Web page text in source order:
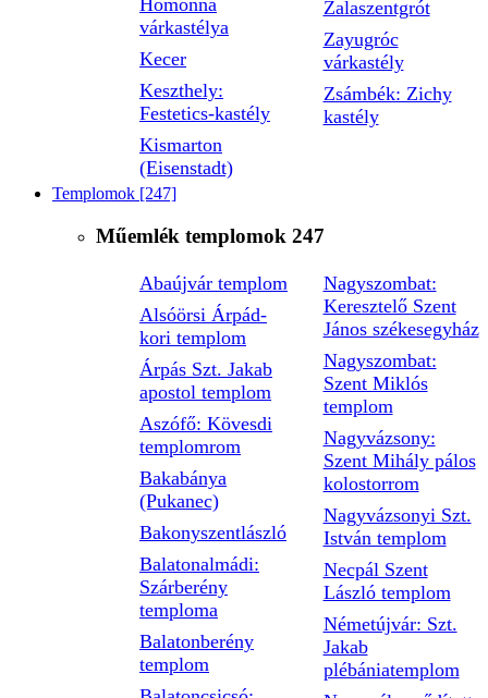
várkastélya
Kecer
Keszthely:
Festetics-kastély
Kismarton
(Eisenstadt)
Zalaszentgrót
Zayugróc
várkastély
Zsámbék: Zichy
kastély
Templomok [247]
Műemlék templomok 247
Abaújvár templom
Alsóörsi Árpád-
kori templom
Árpás Szt. Jakab
apostol templom
Aszófő: Kövesdi
templomrom
Bakabánya
(Pukanec)
Bakonyszentlászló
Balatonalmádi:
Szárberény
temploma
Balatonberény
templom
Nagyszombat:
Keresztelő Szent
János székesegyház
Nagyszombat:
Szent Miklós
templom
Nagyvázsony:
Szent Mihály pálos
kolostorrom
Nagyvázsonyi Szt.
István templom
Necpál Szent
László templom
Németújvár: Szt.
Jakab
plébániatemplom